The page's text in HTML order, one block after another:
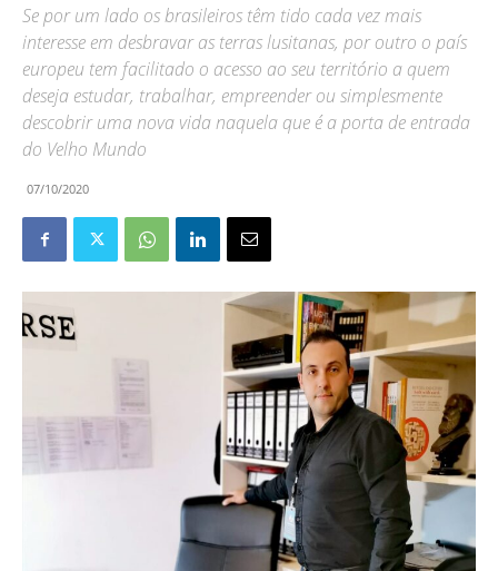
Se por um lado os brasileiros têm tido cada vez mais
interesse em desbravar as terras lusitanas, por outro o país
europeu tem facilitado o acesso ao seu território a quem
deseja estudar, trabalhar, empreender ou simplesmente
descobrir uma nova vida naquela que é a porta de entrada
do Velho Mundo
07/10/2020